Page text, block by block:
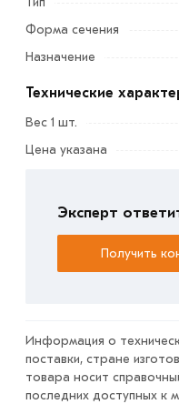
маскировки отверстий
изделия точно
выполнено четыре
удерживание на
Изготавливаются
категорииКруглые
области. Наши
обработают заказ и
соответствует всем
купленного товарa в
обязательно).
Форма сечения
Назначение
Технические
Вес 1 шт.
Цена указана
Эксперт
Получить
Информация о
поставки, стране
товара носит
последних доступных к